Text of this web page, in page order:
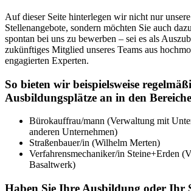
Auf dieser Seite hinterlegen wir nicht nur
Stellenangebote, sondern möchten Sie auch
spontan bei uns zu bewerben – sei es als
zukünftiges Mitglied unseres Teams aus
engagierten Experten.
So bieten wir beispielsweise
Ausbildungsplätze an in den
Bürokauffrau/mann (Verwaltung mit
anderen Unternehmen)
Straßenbauer/in (Wilhelm Merten)
Verfahrensmechaniker/in Steine+Erden
Basaltwerk)
Haben Sie Ihre Ausbildung oder Ihr